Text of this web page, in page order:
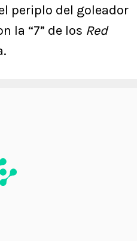
periplo del goleador
la “7” de los Red